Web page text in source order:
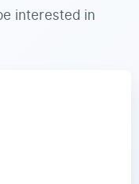
interested in